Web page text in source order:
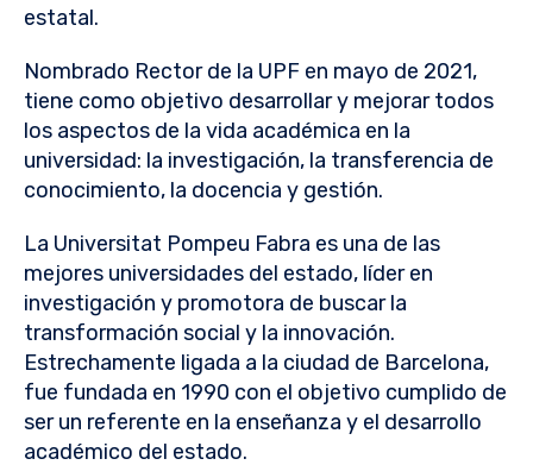
estatal.
Nombrado Rector de la UPF en mayo de 2021,
tiene como objetivo desarrollar y mejorar todos
los aspectos de la vida académica en la
universidad: la investigación, la transferencia de
conocimiento, la docencia y gestión.
La Universitat Pompeu Fabra es una de las
mejores universidades del estado, líder en
investigación y promotora de buscar la
transformación social y la innovación.
Estrechamente ligada a la ciudad de Barcelona,
fue fundada en 1990 con el objetivo cumplido de
ser un referente en la enseñanza y el desarrollo
académico del estado.